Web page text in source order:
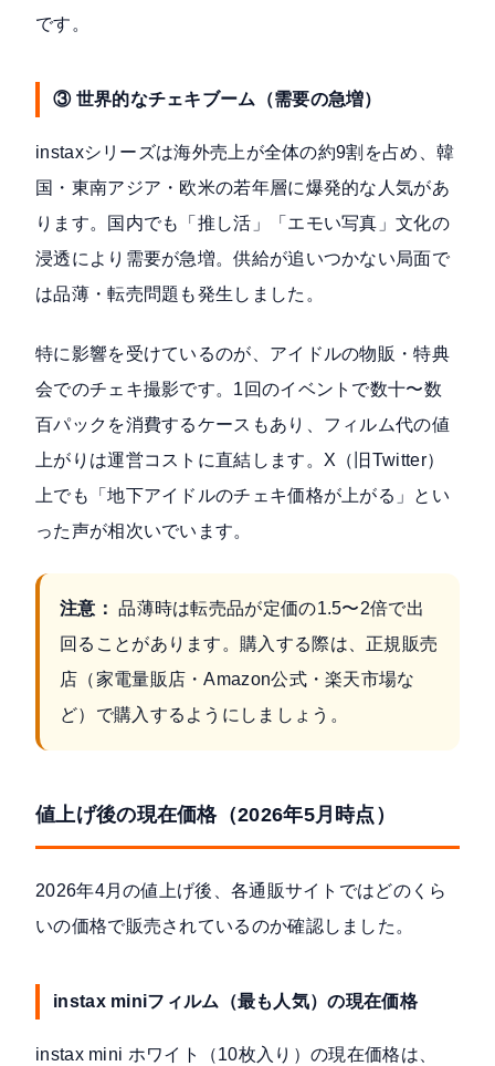
です。
③ 世界的なチェキブーム（需要の急増）
instaxシリーズは海外売上が全体の約9割を占め、韓
国・東南アジア・欧米の若年層に爆発的な人気があ
ります。国内でも「推し活」「エモい写真」文化の
浸透により需要が急増。供給が追いつかない局面で
は品薄・転売問題も発生しました。
特に影響を受けているのが、アイドルの物販・特典
会でのチェキ撮影です。1回のイベントで数十〜数
百パックを消費するケースもあり、フィルム代の値
上がりは運営コストに直結します。X（旧Twitter）
上でも「地下アイドルのチェキ価格が上がる」とい
った声が相次いでいます。
注意： 品薄時は転売品が定価の1.5〜2倍で出
回ることがあります。購入する際は、正規販売
店（家電量販店・Amazon公式・楽天市場な
ど）で購入するようにしましょう。
値上げ後の現在価格（2026年5月時点）
2026年4月の値上げ後、各通販サイトではどのくら
いの価格で販売されているのか確認しました。
instax miniフィルム（最も人気）の現在価格
instax mini ホワイト（10枚入り）の現在価格は、